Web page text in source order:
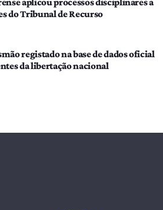
do Tribunal de Recurso
registado na base de dados oficial
da libertação nacional